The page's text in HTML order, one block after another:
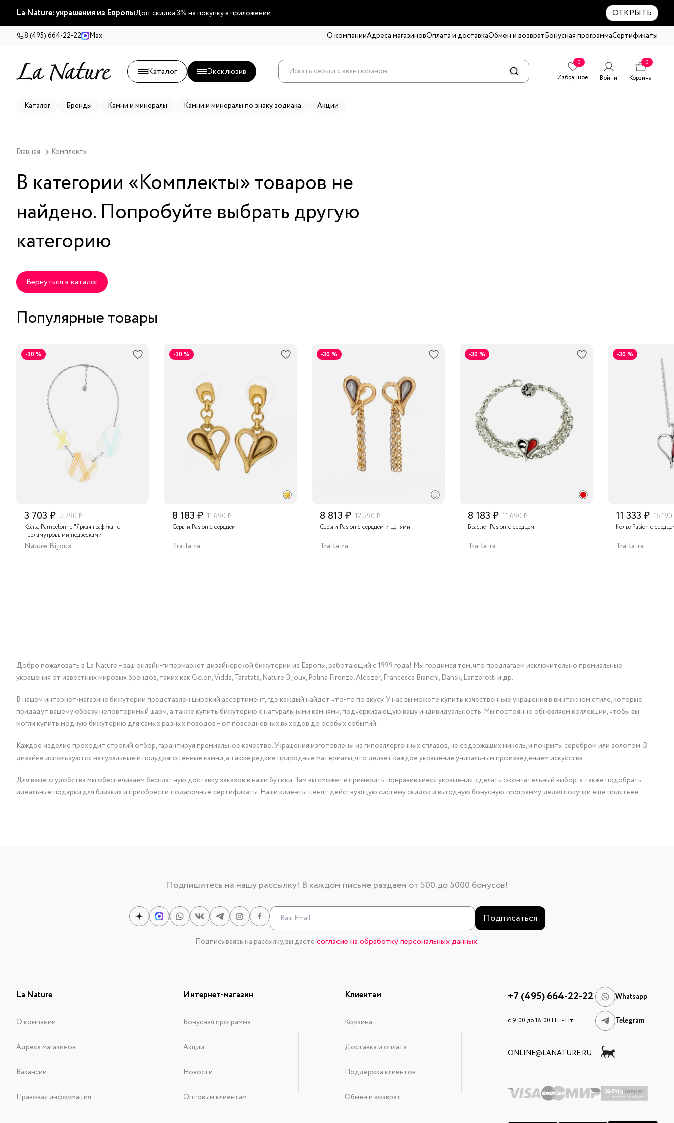
La Nature: украшения из ЕвропыДоп. скидка 3% на покупку в приложении ОТКРЫТЬ
8 (495) 664-22-22 Max О компанииАдреса магазиновОплата и доставкаОбмен и возвратБонусная программаСертификаты
Каталог Эксклюзив
0
Избранное
Войти
0
Корзина
Каталог Бренды Камни и минералы Камни и минералы по знаку зодиака Акции
Главная Комплекты
В категории «Комплекты» товаров не
найдено. Попробуйте выбрать другую
категорию
Вернуться в каталог
Популярные товары
-30 %
3 703 ₽ 5 290 ₽
Колье Pampelonne "Яркая графика" с
перламутровыми подвесками
Nature Bijoux
-30 %
8 183 ₽ 11 690 ₽
Серьги Pasion с сердцем
Tra-la-ra
-30 %
8 813 ₽ 12 590 ₽
Серьги Pasion с сердцем и цепями
Tra-la-ra
-30 %
8 183 ₽ 11 690 ₽
Браслет Pasion с сердцем
Tra-la-ra
-30 %
11 333 ₽ 16
Колье Pasion с
Tra-la-ra
Добро пожаловать в La Nature – ваш онлайн-гипермаркет дизайнерской бижутерии из Европы, работающий с 1999 года! Мы гордимся тем, что предлагаем исключительно премиальные
украшения от известных мировых брендов, таких как Ciclon, Vidda, Taratata, Nature Bijoux, Polina Firenze, Alcozer, Francesca Bianchi, Dansk, Lanzerotti и др.
В нашем интернет-магазине бижутерии представлен широкий ассортимент, где каждый найдет что-то по вкусу. У нас вы можете купить качественные украшения в винтажном стиле, которые
придадут вашему образу неповторимый шарм, а также купить бижутерию с натуральными камнями, подчеркивающую вашу индивидуальность. Мы постоянно обновляем коллекции, чтобы вы
могли купить модную бижутерию для самых разных поводов – от повседневных выходов до особых событий.
Каждое изделие проходит строгий отбор, гарантируя премиальное качество. Украшения изготовлены из гипоаллергенных сплавов, не содержащих никель, и покрыты серебром или золотом. В
дизайне используются натуральные и полудрагоценные камни, а также редкие природные материалы, что делает каждое украшение уникальным произведением искусства.
Для вашего удобства мы обеспечиваем бесплатную доставку заказов в наши бутики. Там вы сможете примерить понравившиеся украшения, сделать окончательный выбор, а также подобрать
идеальные подарки для близких и приобрести подарочные сертификаты. Наши клиенты ценят действующую систему скидок и выгодную бонусную программу, делая покупки еще приятнее.
Подпишитесь на нашу рассылку! В каждом письме раздаем от 500 до 5000 бонусов!
Подписаться
Подписываясь на рассылку, вы даете согласие на обработку персональных данных.
La Nature
О компании
Адреса магазинов
Вакансии
Правовая информация
Интернет-магазин
Бонусная программа
Акции
Новости
Оптовым клиентам
Клиентам
Корзина
Доставка и оплата
Поддержка клиентов
Обмен и возврат
+7 (495) 664-22-22 Whatsapp
c 9:00 до 18:00 Пн. - Пт. Telegram
ONLINE@LANATURE.RU